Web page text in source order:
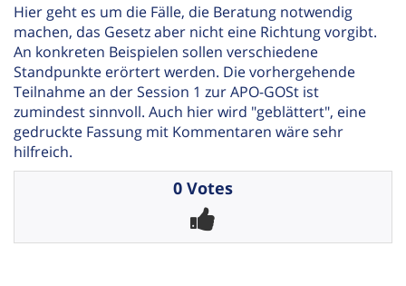
Hier geht es um die Fälle, die Beratung notwendig
machen, das Gesetz aber nicht eine Richtung vorgibt.
An konkreten Beispielen sollen verschiedene
Standpunkte erörtert werden. Die vorhergehende
Teilnahme an der Session 1 zur APO-GOSt ist
zumindest sinnvoll. Auch hier wird "geblättert", eine
gedruckte Fassung mit Kommentaren wäre sehr
hilfreich.
0 Votes